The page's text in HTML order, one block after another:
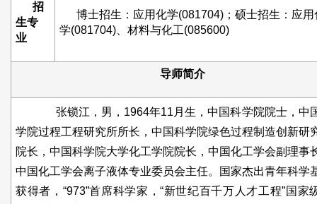
招
生专
业
博士招生：应用化学(081704)；硕士招生：应用
学(081704)、材料与化工(085600)
导师简介
张锁江，男，1964年11月生，中国科学院院士，中
学院过程工程研究所所长，中国科学院绿色过程制造创新研
院长，中国科学院大学化工学院院长，中国化工学会副理事
中国化工学会离子液体专业委员会主任。国家杰出青年科学
获得者，“973”首席科学家，“新世纪百千万人才工程”国家